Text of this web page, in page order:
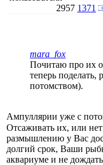
2957 1371
mara_fox
Почитаю про их
теперь поделать,
потомством).
Ампуллярии уже с
Отсаживать их, или
размышлению у Вас
долгий срок, Ваши
аквариуме и не